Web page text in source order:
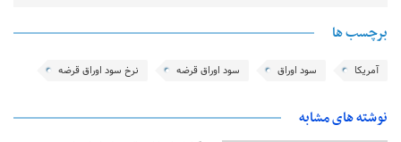
برچسب ها
آمریکا سود اوراق سود اوراق قرضه نرخ سود اوراق قرضه
نوشته های مشابه